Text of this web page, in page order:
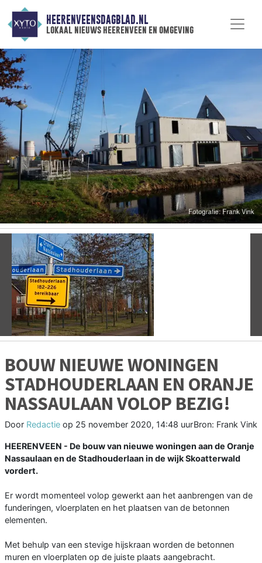
HEERENVEENSDAGBLAD.NL
lokaal nieuws heerenveen en omgeving
Vorige
BOUW NIEUWE WONINGEN
STADHOUDERLAAN EN ORANJE
NASSAULAAN VOLOP BEZIG!
Door Redactie op 25 november 2020, 14:48 uurBron: Frank Vink
HEERENVEEN - De bouw van nieuwe woningen aan de Oranje
Nassaulaan en de Stadhouderlaan in de wijk Skoatterwald
vordert.
Er wordt momenteel volop gewerkt aan het aanbrengen van de
funderingen, vloerplaten en het plaatsen van de betonnen
elementen.
Met behulp van een stevige hijskraan worden de betonnen
muren en vloerplaten op de juiste plaats aangebracht.